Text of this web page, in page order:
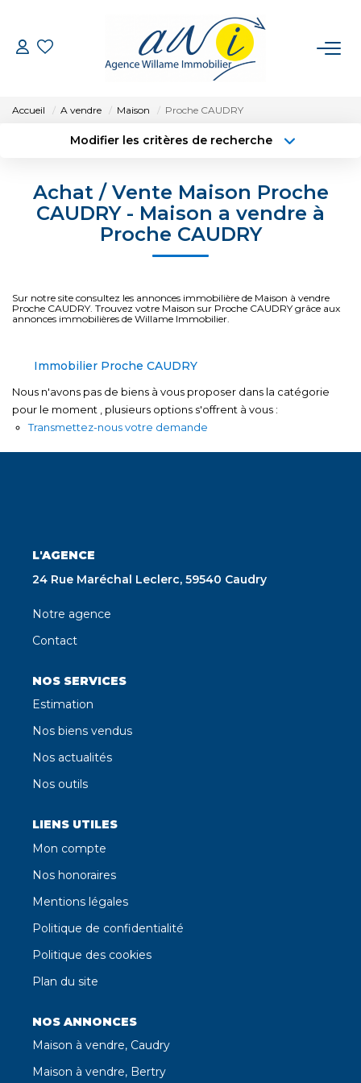
ESTIMATION
EXTRANET
Accueil A vendre Maison Proche CAUDRY
Modifier les critères de recherche
Sélectionnez...
Type de bien
Achat / Vente Maison Proche
CAUDRY - Maison a vendre à
Proche CAUDRY
Sur notre site consultez les annonces immobilière de Maison à vendre
Proche CAUDRY. Trouvez votre Maison sur Proche CAUDRY grâce aux
annonces immobilières de Willame Immobilier.
Immobilier Proche CAUDRY
Nous n'avons pas de biens à vous proposer dans la catégorie
pour le moment , plusieurs options s'offrent à vous :
Transmettez-nous votre demande
L'AGENCE
24 Rue Maréchal Leclerc, 59540 Caudry
Notre agence
Contact
NOS SERVICES
Estimation
Nos biens vendus
Nos actualités
Nos outils
LIENS UTILES
Mon compte
Nos honoraires
Mentions légales
Politique de confidentialité
Politique des cookies
Plan du site
NOS ANNONCES
Maison à vendre, Caudry
Maison à vendre, Bertry